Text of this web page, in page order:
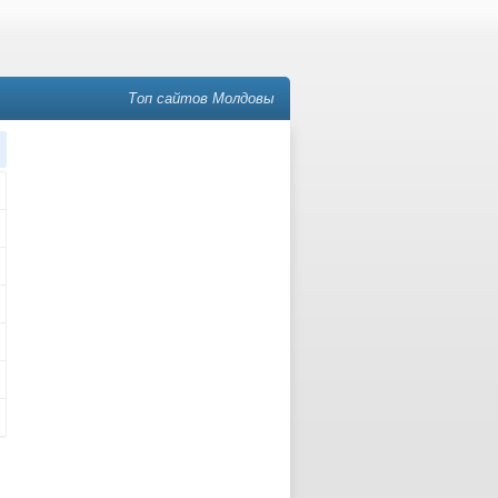
Топ сайтов Молдовы